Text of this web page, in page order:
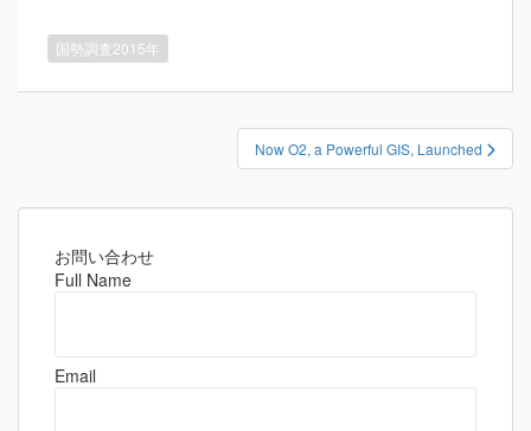
国勢調査2015年
ナ
Now O2, a Powerful GIS, Launched
お問い合わせ
Full Name
Email